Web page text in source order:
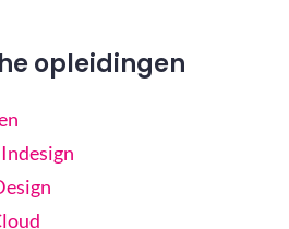
opleidingen